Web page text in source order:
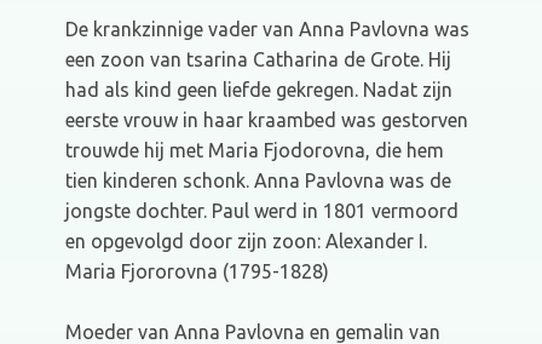
De krankzinnige vader van Anna Pavlovna was
een zoon van tsarina Catharina de Grote. Hij
had als kind geen liefde gekregen. Nadat zijn
eerste vrouw in haar kraambed was gestorven
trouwde hij met Maria Fjodorovna, die hem
tien kinderen schonk. Anna Pavlovna was de
jongste dochter. Paul werd in 1801 vermoord
en opgevolgd door zijn zoon: Alexander I.
Maria Fjororovna (1795-1828)
Moeder van Anna Pavlovna en gemalin van